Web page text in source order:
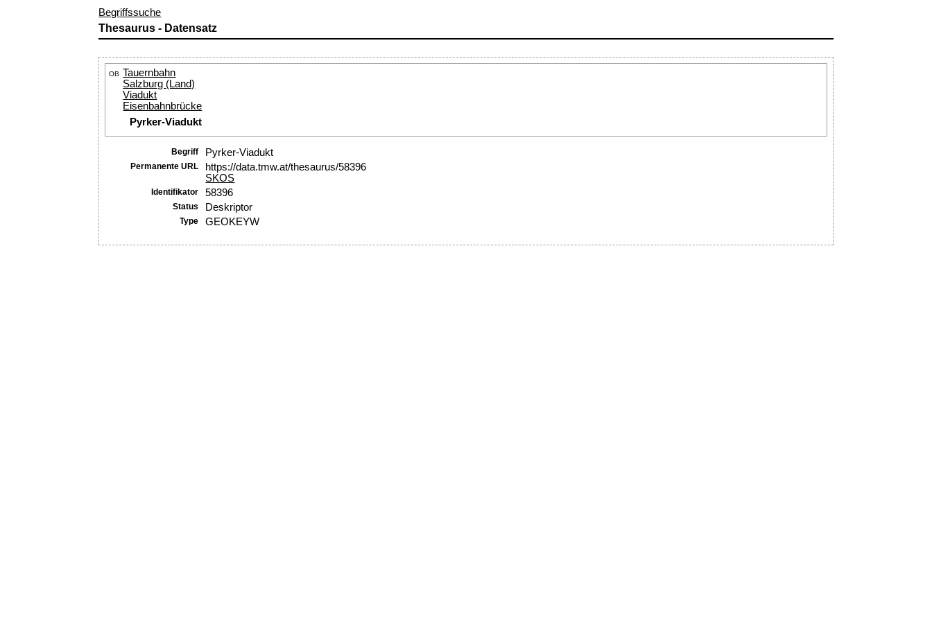
Begriffssuche
Thesaurus - Datensatz
OB Tauernbahn
Salzburg (Land)
Viadukt
Eisenbahnbrücke
Pyrker-Viadukt
Begriff Pyrker-Viadukt
Permanente URL
https://data.tmw.at/thesaurus/58396
SKOS
Identifikator 58396
Status Deskriptor
Type GEOKEYW